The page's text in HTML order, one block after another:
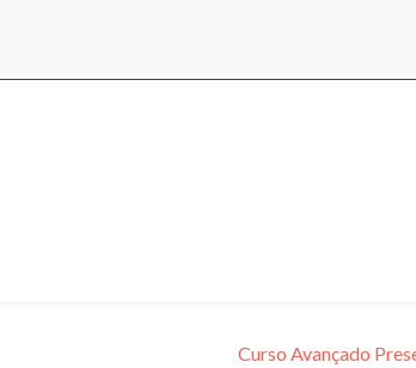
Curso Avançado